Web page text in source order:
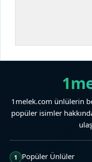
1melek.com ünlülerin
popüler isimler
1 Popüler Ünlüler